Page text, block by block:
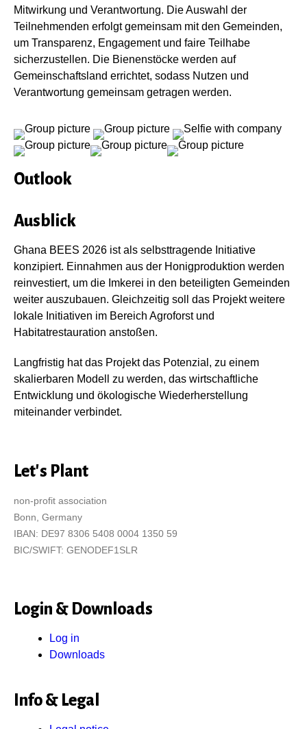
Mitwirkung und Verantwortung. Die Auswahl der
Teilnehmenden erfolgt gemeinsam mit den Gemeinden,
um Transparenz, Engagement und faire Teilhabe
sicherzustellen. Die Bienenstöcke werden auf
Gemeinschaftsland errichtet, sodass Nutzen und
Verantwortung gemeinsam getragen werden.
Outlook
Ausblick
Ghana BEES 2026 ist als selbsttragende Initiative
konzipiert. Einnahmen aus der Honigproduktion werden
reinvestiert, um die Imkerei in den beteiligten Gemeinden
weiter auszubauen. Gleichzeitig soll das Projekt weitere
lokale Initiativen im Bereich Agroforst und
Habitatrestauration anstoßen.
Langfristig hat das Projekt das Potenzial, zu einem
skalierbaren Modell zu werden, das wirtschaftliche
Entwicklung und ökologische Wiederherstellung
miteinander verbindet.
Let's Plant
non-profit association
Bonn, Germany
IBAN: DE97 8306 5408 0004 1350 59
BIC/SWIFT: GENODEF1SLR
Login & Downloads
Log in
Downloads
Info & Legal